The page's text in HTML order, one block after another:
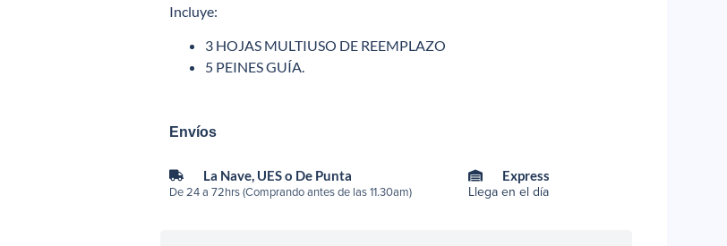
Incluye:
3 HOJAS MULTIUSO DE REEMPLAZO
5 PEINES GUÍA.
Envíos
La Nave, UES o De Punta
De 24 a 72hrs (Comprando antes de las 11.30am)
Express
Llega en el día